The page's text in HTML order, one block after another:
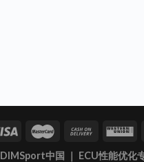
DIMSport中国 ｜ ECU性能优化